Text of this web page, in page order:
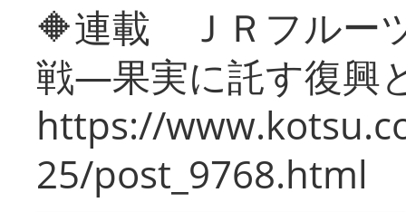
🔶連載 ＪＲフルー
戦―果実に託す復興
https://
25/post_9768.html